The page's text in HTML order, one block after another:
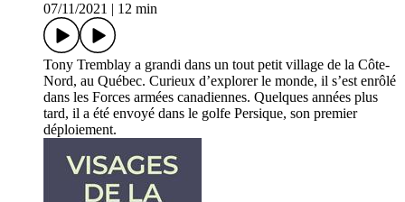
07/11/2021
12 min
Tony Tremblay a grandi dans un tout petit village de la Côte-
Nord, au Québec. Curieux d’explorer le monde, il s’est enrôlé
dans les Forces armées canadiennes. Quelques années plus
tard, il a été envoyé dans le golfe Persique, son premier
déploiement.